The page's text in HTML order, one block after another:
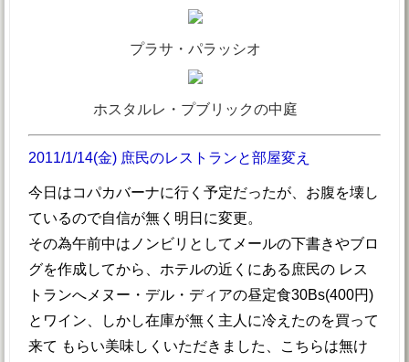
プラサ・パラッシオ
ホスタルレ・プブリックの中庭
2011/1/14(金) 庶民のレストランと部屋変え
今日はコパカバーナに行く予定だったが、お腹を壊し
ているので自信が無く明日に変更。
その為午前中はノンビリとしてメールの下書きやブロ
グを作成してから、ホテルの近くにある庶民の レス
トランへメヌー・デル・ディアの昼定食30Bs(400円)
とワイン、しかし在庫が無く主人に冷えたのを買って
来て もらい美味しくいただきました、こちらは無け